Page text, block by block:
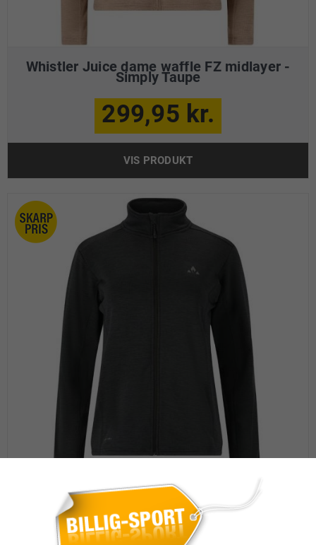
Whistler Juice dame waffle FZ midlayer -
Simply Taupe
299,95 kr.
VIS PRODUKT
Whistler Juice dame waffle FZ midlayer -
Sort